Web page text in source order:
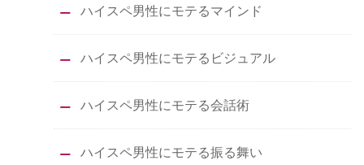
ハイスペ男性にモテるマインド
ハイスペ男性にモテるビジュアル
ハイスペ男性にモテる会話術
ハイスペ男性にモテる振る舞い